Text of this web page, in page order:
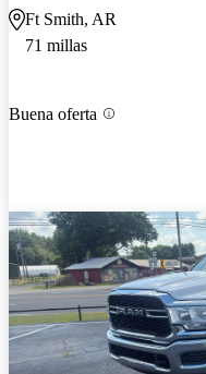
Ft Smith, AR
71 millas
Buena oferta